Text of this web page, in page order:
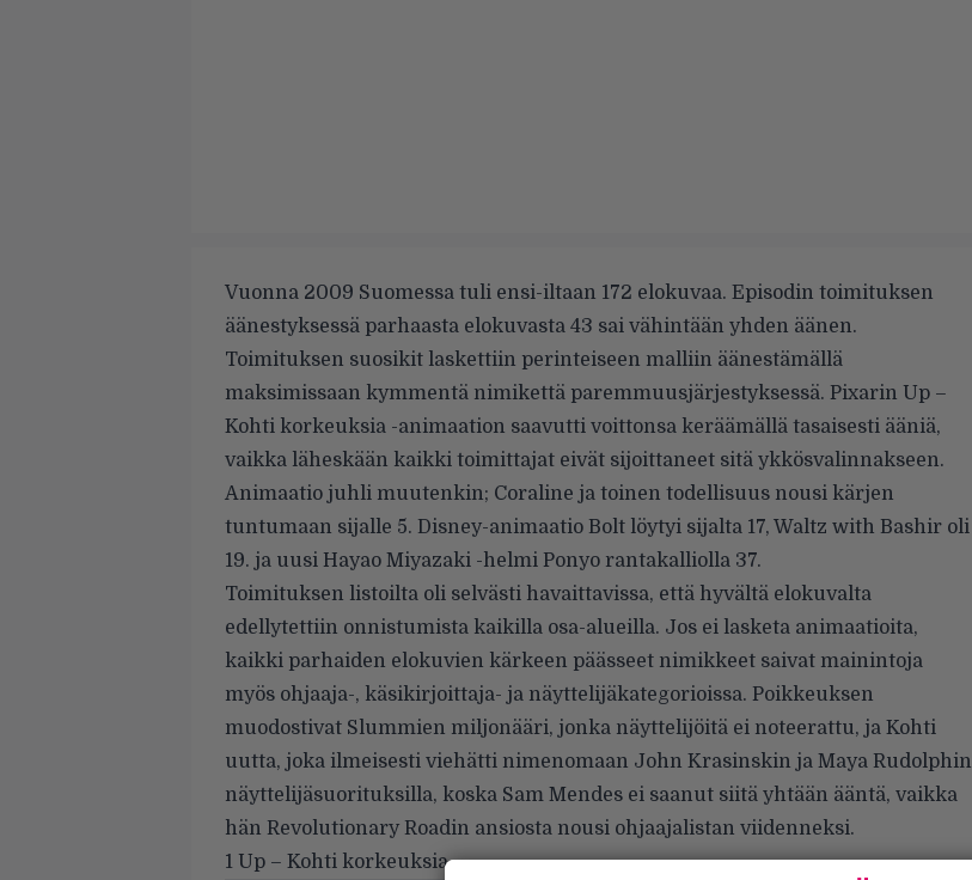
Vuonna 2009 Suomessa tuli ensi-iltaan 172 elokuvaa. Episodin toimituksen
äänestyksessä parhaasta elokuvasta 43 sai vähintään yhden äänen.
Toimituksen suosikit laskettiin perinteiseen malliin äänestämällä
maksimissaan kymmentä nimikettä paremmuusjärjestyksessä. Pixarin Up –
Kohti korkeuksia -animaation saavutti voittonsa keräämällä tasaisesti ääniä,
vaikka läheskään kaikki toimittajat eivät sijoittaneet sitä ykkösvalinnakseen.
Animaatio juhli muutenkin; Coraline ja toinen todellisuus nousi kärjen
tuntumaan sijalle 5. Disney-animaatio Bolt löytyi sijalta 17, Waltz with Bashir oli
19. ja uusi Hayao Miyazaki -helmi Ponyo rantakalliolla 37.
Toimituksen listoilta oli selvästi havaittavissa, että hyvältä elokuvalta
edellytettiin onnistumista kaikilla osa-alueilla. Jos ei lasketa animaatioita,
kaikki parhaiden elokuvien kärkeen päässeet nimikkeet saivat mainintoja
myös ohjaaja-, käsikirjoittaja- ja näyttelijäkategorioissa. Poikkeuksen
muodostivat Slummien miljonääri, jonka näyttelijöitä ei noteerattu, ja Kohti
uutta, joka ilmeisesti viehätti nimenomaan John Krasinskin ja Maya Rudolphin
näyttelijäsuorituksilla, koska Sam Mendes ei saanut siitä yhtään ääntä, vaikka
hän Revolutionary Roadin ansiosta nousi ohjaajalistan viidenneksi.
1 Up – Kohti korkeuksia